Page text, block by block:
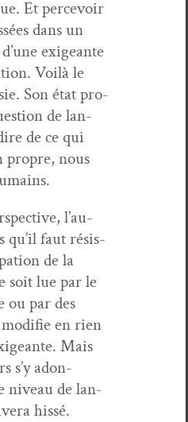
Et percevoir
dans un
exigeante
Voilà le
Son état pro­
de lan­
de ce qui
pro­pre, nous
l’au­
qu’il faut résis­
de la
soit lue par le
ou par des
en rien
Mais
s’y adon­
niveau de lan­
hissé.